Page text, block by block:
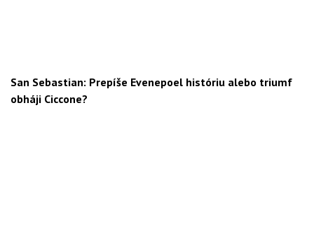
San Sebastian: Prepíše Evenepoel históriu alebo triumf
obháji Ciccone?